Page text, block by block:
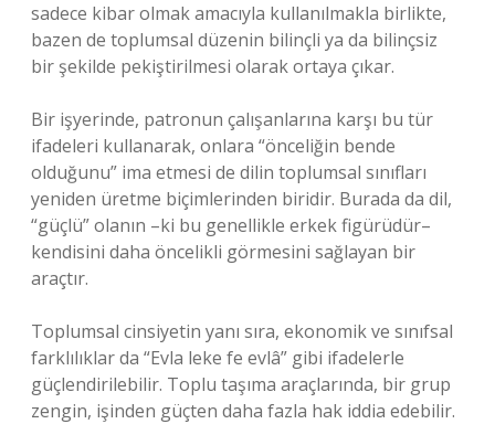
sadece kibar olmak amacıyla kullanılmakla birlikte,
bazen de toplumsal düzenin bilinçli ya da bilinçsiz
bir şekilde pekiştirilmesi olarak ortaya çıkar.
Bir işyerinde, patronun çalışanlarına karşı bu tür
ifadeleri kullanarak, onlara “önceliğin bende
olduğunu” ima etmesi de dilin toplumsal sınıfları
yeniden üretme biçimlerinden biridir. Burada da dil,
“güçlü” olanın –ki bu genellikle erkek figürüdür–
kendisini daha öncelikli görmesini sağlayan bir
araçtır.
Toplumsal cinsiyetin yanı sıra, ekonomik ve sınıfsal
farklılıklar da “Evla leke fe evlâ” gibi ifadelerle
güçlendirilebilir. Toplu taşıma araçlarında, bir grup
zengin, işinden güçten daha fazla hak iddia edebilir.